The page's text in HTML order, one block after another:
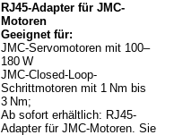
RJ45-Adapter für JMC-
Motoren
Geeignet für:
JMC-Servomotoren mit 100–
180 W
JMC-Closed-Loop-
Schrittmotoren mit 1 Nm bis
3 Nm;
Ab sofort erhältlich: RJ45-
Adapter für JMC-Motoren. Sie